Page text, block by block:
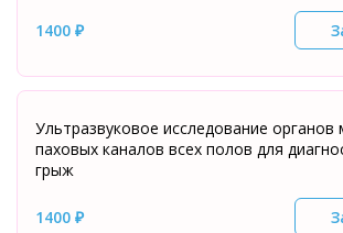
1400 ₽
Ультразвуковое исследование
паховых каналов всех полов для
грыж
1400 ₽